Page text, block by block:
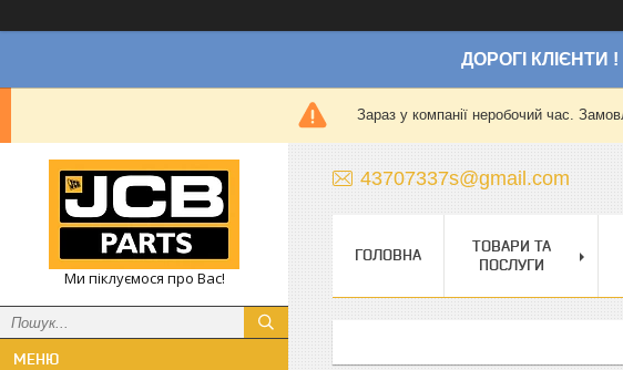
ДОРОГІ
Зараз у компанії неробочий час.
Ми піклуємося про Вас!
43707337s@gmail.com
ГОЛОВНА
ТОВАРИ ТА
ПОСЛУГИ